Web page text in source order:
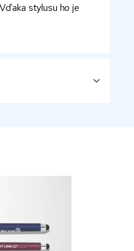
stylusu ho je